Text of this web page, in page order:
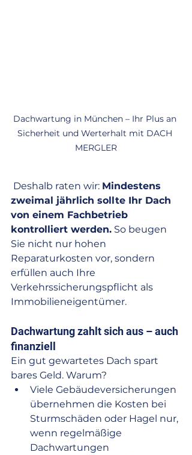
Dachwartung in München – Ihr Plus an
Sicherheit und Werterhalt mit DACH
MERGLER
Deshalb raten wir: Mindestens
zweimal jährlich sollte Ihr Dach
von einem Fachbetrieb
kontrolliert werden. So beugen
Sie nicht nur hohen
Reparaturkosten vor, sondern
erfüllen auch Ihre
Verkehrssicherungspflicht als
Immobilieneigentümer.
Dachwartung zahlt sich aus – auch
finanziell
Ein gut gewartetes Dach spart
bares Geld. Warum?
Viele Gebäudeversicherungen
übernehmen die Kosten bei
Sturmschäden oder Hagel nur,
wenn regelmäßige
Dachwartungen